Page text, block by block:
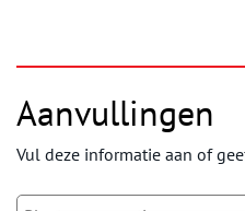
Aanvullingen
Vul deze informatie aan of